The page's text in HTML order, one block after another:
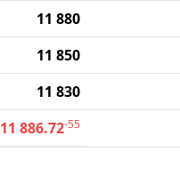
11 880
11 850
11 830
11 886.72-55